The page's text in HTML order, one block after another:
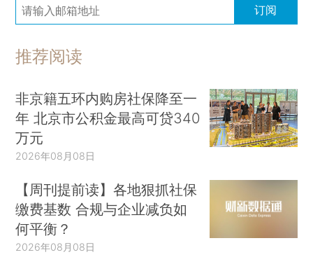
订阅
推荐阅读
非京籍五环内购房社保降至一
年 北京市公积金最高可贷340
万元
2026年08月08日
【周刊提前读】各地狠抓社保
缴费基数 合规与企业减负如
何平衡？
2026年08月08日